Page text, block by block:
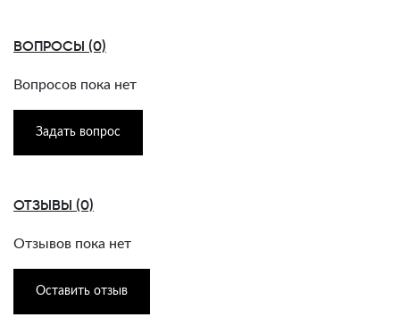
ВОПРОСЫ (0)
Вопросов пока нет
Задать вопрос
ОТЗЫВЫ (0)
Отзывов пока нет
Оставить отзыв